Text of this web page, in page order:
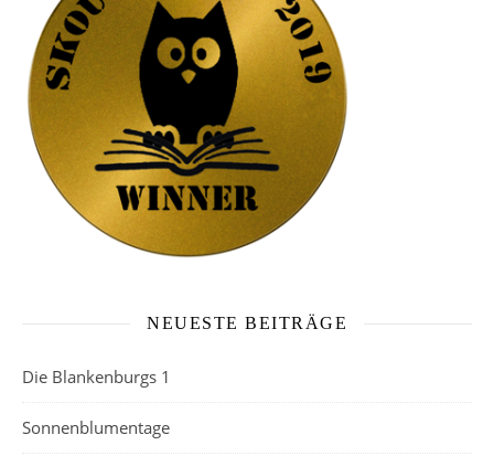
NEUESTE BEITRÄGE
Die Blankenburgs 1
Sonnenblumentage